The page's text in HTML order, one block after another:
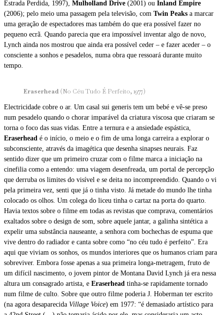
Estrada Perdida, 1997), Mulholland Drive (2001) ou Inland Empire
(2006); pelo meio uma passagem pela televisão, com Twin Peaks a marcar
uma geração de espectadores mas também do que era possível fazer no
pequeno ecrã. Quando parecia que era impossível inventar algo de novo,
Lynch ainda nos mostrou que ainda era possível ceder – e fazer aceder – o
consciente a sonhos e pesadelos, numa obra que ressoará durante muito
tempo.
Eraserhead (No Céu Tudo É Perfeito, 1977)
Electricidade cobre o ar. Um casal sui generis tem um bebé e vê-se preso
num pesadelo quando o chorar imparável da criatura viscosa que criaram se
torna o foco das suas vidas. Entre a ternura e a ansiedade espástica,
Eraserhead é o início, o meio e o fim de uma longa carreira a explorar o
subconsciente, através da imagética que desenha sinapses neurais. Faz
sentido dizer que um primeiro cruzar com o filme marca a iniciação na
cinefilia como a entendo: uma viagem desenfreada, um portal de percepção
que derruba os limites do visível e se deita no incompreendido. Quando o vi
pela primeira vez, senti que já o tinha visto. Já metade do mundo lhe tinha
colocado os olhos. Um colega do liceu tinha o cartaz na porta do quarto.
Havia textos sobre o filme em todas as revistas que comprava, comentários
exaltados sobre o design de som, sobre aquele jantar, a galinha sintética a
expelir uma substância nauseante, a senhora com bochechas de espuma que
vive dentro do radiador e canta sobre como “no céu tudo é perfeito”. Era
aqui que viviam os sonhos, os mundos interiores que os humanos criam para
sobreviver. Embora fosse apenas a sua primeira longa-metragem, fruto de
um difícil nascimento, o jovem pintor de Montana David Lynch já era nessa
altura um consagrado artista, e Eraserhead tinha-se rapidamente tornado
num filme de culto. Sobre que outro filme poderia J. Hoberman ter escrito
(na agora desaparecida Village Voice) em 1977: “é demasiado artístico para